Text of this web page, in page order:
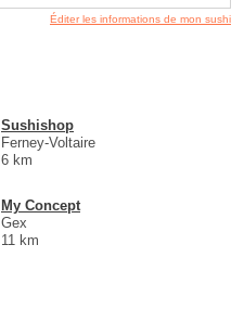
Éditer les informations de mon sushi
Sushishop
Ferney-Voltaire
6 km
My Concept
Gex
11 km